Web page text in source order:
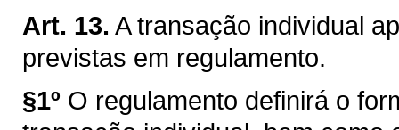
Art. 13. A transação individual
previstas em regulamento.
§1º O regulamento definirá o